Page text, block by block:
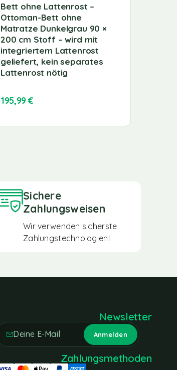
Bett ohne Lattenrost –
Ottoman-Bett ohne
Matratze Dunkelgrau 90 ×
200 cm Stoff – wird mit
integriertem Lattenrost
geliefert, kein separates
Lattenrost nötig
195,99€
Sichere
Zahlungsweisen
Wir verwenden sicherste
Zahlungstechnologien!
Newsletter
Zahlungsmethoden